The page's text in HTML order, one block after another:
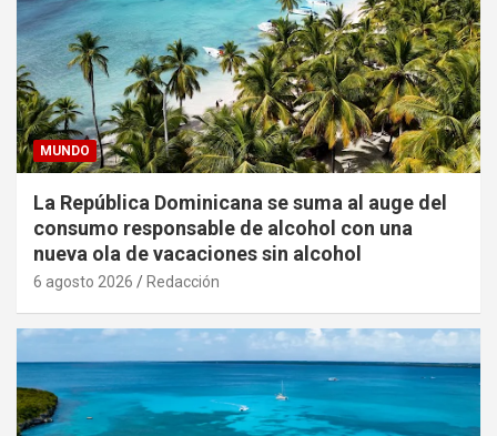
MUNDO
La República Dominicana se suma al auge del
consumo responsable de alcohol con una
nueva ola de vacaciones sin alcohol
6 agosto 2026 Redacción